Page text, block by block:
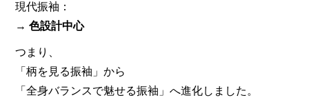
現代振袖：
→色設計中心
つまり、
「柄を見る振袖」から
「全身バランスで魅せる振袖」へ進化しました。